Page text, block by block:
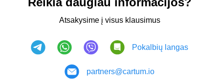
Atsakysime į visus klausimus
Pokalbių langas
partners@cartum.io